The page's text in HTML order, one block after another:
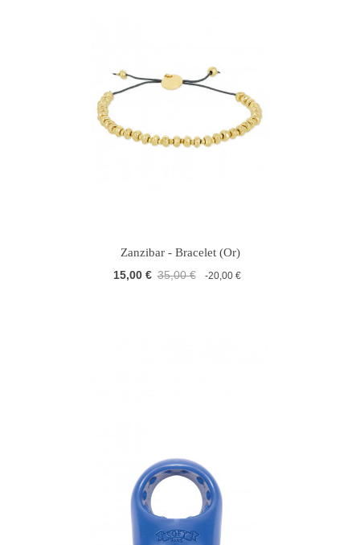
Zanzibar - Bracelet (Or)
15,00 € 35,00 € -20,00 €